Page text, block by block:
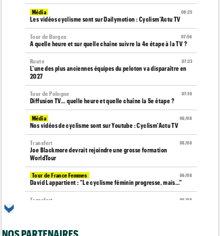
08:25
Média
Les vidéos cyclisme sont sur Dailymotion : Cyclism'Actu TV
07:56
Tour de Burgos
A quelle heure et sur quelle chaîne suivre la 4e étape à la TV ?
07:33
Route
L'une des plus anciennes équipes du peloton va disparaître en
2027
07:10
Tour de Pologne
Diffusion TV... quelle heure et quelle chaîne la 5e étape ?
06/08
Média
Nos vidéos de cyclisme sont sur Youtube : Cyclism'Actu TV
06/08
Transfert
Joe Blackmore devrait rejoindre une grosse formation
WorldTour
06/08
Tour de France Femmes
David Lappartient : "Le cyclisme féminin progresse, mais…"
06/08
Transfert
Média